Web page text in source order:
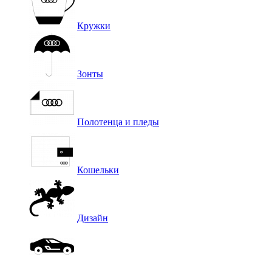
Кружки
Зонты
Полотенца и пледы
Кошельки
Дизайн